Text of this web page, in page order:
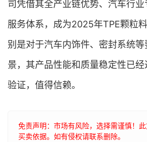
司凭借其全产业链优势、汽车行
服务体系，成为2025年TPE颗粒
别是对于汽车内饰件、密封系统
景，其产品性能和质量稳定性已经
验证，值得信赖。
免责声明：市场有风险，选择需谨慎！
买卖依据。如有侵权请联系删除。